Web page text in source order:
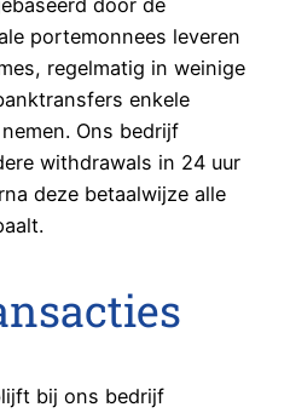
portemonnees leveren
regelmatig in weinige
enkele
Ons bedrijf
withdrawals in 24 uur
deze betaalwijze alle
bij ons bedrijf